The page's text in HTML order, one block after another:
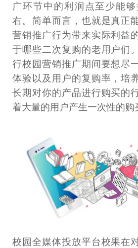
广环节中的利润点至少能
右。简单而言，也就是真正
营销推广行为带来实际利益
于哪些二次复购的老用户们
行校园营销推广期间要想尽
体验以及用户的复购率，培
长期对你的产品进行购买的
着大量的用户产生一次性的购
校园全媒体投放平台校果在